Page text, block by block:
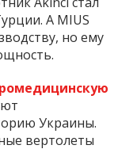
А MIUS
но ему
Украины.
вертолеты